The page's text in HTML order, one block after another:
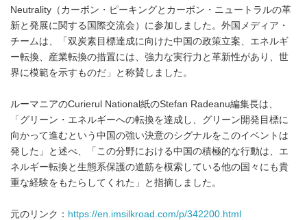
Neutrality（カーボン・ピーキングとカーボン・ニュートラルの革
新と発展に関する国際交流会）に参加しました。外国メディア・
チームは、「双炭素目標達成に向けた中国の政策立案、エネルギ
ー転換、産業転換の措置には、強力な実行力と革新性があり、世
界に模範を示すものだ」と称賛しました。
ルーマニアのCurierul National紙のStefan Radeanu編集長は、
「グリーン・エネルギーへの転換を達成し、グリーン開発目標に
向かって進むという中国の強い決意のシグナルをこのイベントは
発した」と述べ、「この分野における中国の積極的な行動は、エ
ネルギー転換と生態系保護の道筋を模索している他の国々にも貴
重な経験をもたらしてくれた」と指摘しました。
元のリンク： https://en.imsilkroad.com/p/342200.html